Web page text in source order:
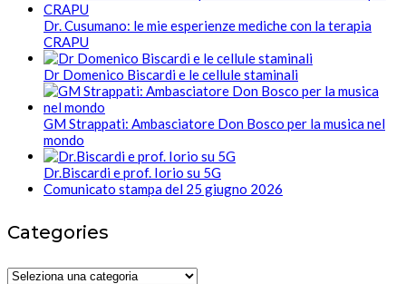
Dr. Cusumano: le mie esperienze mediche con la terapia
CRAPU
Dr Domenico Biscardi e le cellule staminali
GM Strappati: Ambasciatore Don Bosco per la musica nel
mondo
Dr.Biscardi e prof. Iorio su 5G
Comunicato stampa del 25 giugno 2026
Categories
Categories